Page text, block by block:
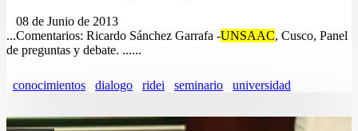
08 de Junio de 2013
...Comentarios: Ricardo Sánchez Garrafa -UNSAAC, Cusco, Panel
de preguntas y debate. ......
conocimientos dialogo ridei seminario universidad